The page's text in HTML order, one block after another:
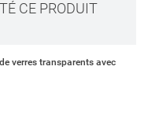
CE PRODUIT
verres transparents avec